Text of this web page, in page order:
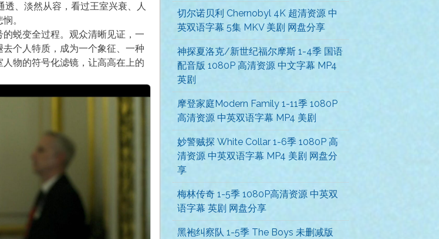
透、淡然从容，看过王室兴衰、人
。
蜕变全过程。观众清晰见证，一
个人特质，成为一个象征、一种
物的符号化滤镜，让高高在上的
切尔诺贝利 Chernobyl 4K 超清资源 中
英双语字幕 5集 MKV 美剧 网盘分享
神探夏洛克/新世纪福尔摩斯 1-4季 国语
配音版 1080P 高清资源 中文字幕 MP4
英剧
摩登家庭Modern Family 1-11季 1080P
高清资源 中英双语字幕 MP4 美剧
妙警贼探 White Collar 1-6季 1080P 高
清资源 中英双语字幕 MP4 美剧 网盘分
享
梅林传奇 1-5季 1080P高清资源 中英双
语字幕 英剧 网盘分享
黑袍纠察队 1-5季 The Boys 未删减版